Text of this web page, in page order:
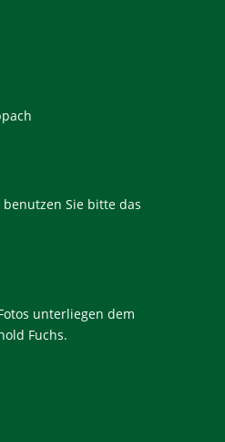
Sie bitte das
unterliegen dem
Fuchs.